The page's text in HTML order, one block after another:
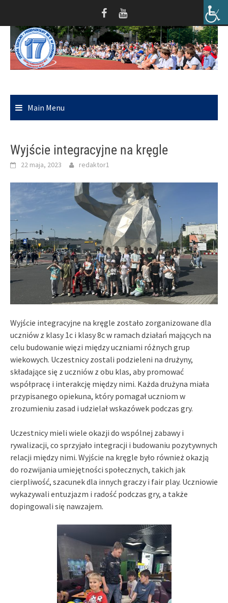
content
Main Menu
Wyjście integracyjne na kręgle
22 maja, 2023 redaktor1
Wyjście integracyjne na kręgle zostało zorganizowane dla
uczniów z klasy 1c i klasy 8c w ramach działań mających na
celu budowanie więzi między uczniami różnych grup
wiekowych. Uczestnicy zostali podzieleni na drużyny,
składające się z uczniów z obu klas, aby promować
współpracę i interakcję między nimi. Każda drużyna miała
przypisanego opiekuna, który pomagał uczniom w
zrozumieniu zasad i udzielał wskazówek podczas gry.
Uczestnicy mieli wiele okazji do wspólnej zabawy i
rywalizacji, co sprzyjało integracji i budowaniu pozytywnych
relacji między nimi. Wyjście na kręgle było również okazją
do rozwijania umiejętności społecznych, takich jak
cierpliwość, szacunek dla innych graczy i fair play. Uczniowie
wykazywali entuzjazm i radość podczas gry, a także
dopingowali się nawzajem.